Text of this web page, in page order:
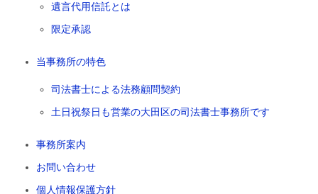
遺言代用信託とは
限定承認
当事務所の特色
司法書士による法務顧問契約
土日祝祭日も営業の大田区の司法書士事務所です
事務所案内
お問い合わせ
個人情報保護方針